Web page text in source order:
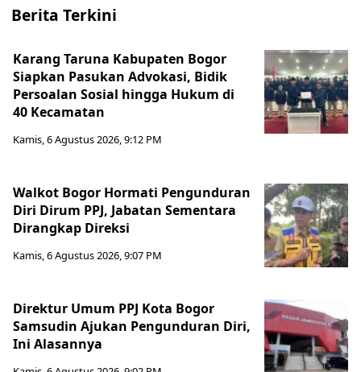
Berita Terkini
Karang Taruna Kabupaten Bogor
Siapkan Pasukan Advokasi, Bidik
Persoalan Sosial hingga Hukum di
40 Kecamatan
Kamis, 6 Agustus 2026, 9:12 PM
Walkot Bogor Hormati Pengunduran
Diri Dirum PPJ, Jabatan Sementara
Dirangkap Direksi
Kamis, 6 Agustus 2026, 9:07 PM
Direktur Umum PPJ Kota Bogor
Samsudin Ajukan Pengunduran Diri,
Ini Alasannya